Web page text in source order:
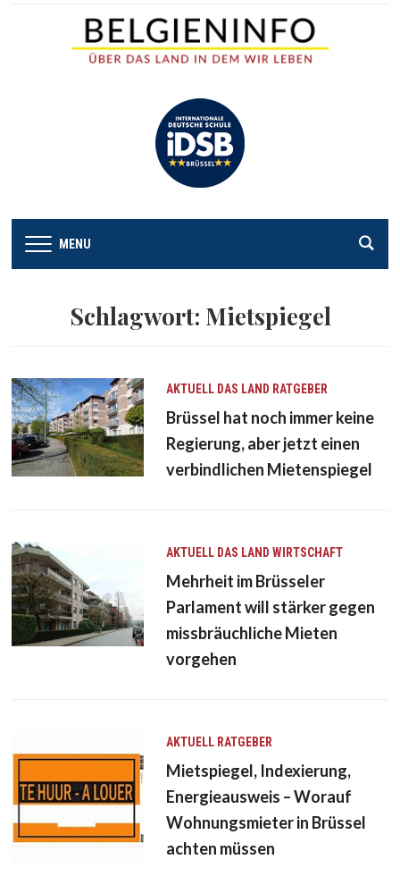
MENU
Schlagwort: Mietspiegel
AKTUELL DAS LAND RATGEBER
Brüssel hat noch immer keine
Regierung, aber jetzt einen
verbindlichen Mietenspiegel
AKTUELL DAS LAND WIRTSCHAFT
Mehrheit im Brüsseler
Parlament will stärker gegen
missbräuchliche Mieten
vorgehen
AKTUELL RATGEBER
Mietspiegel, Indexierung,
Energieausweis – Worauf
Wohnungsmieter in Brüssel
achten müssen